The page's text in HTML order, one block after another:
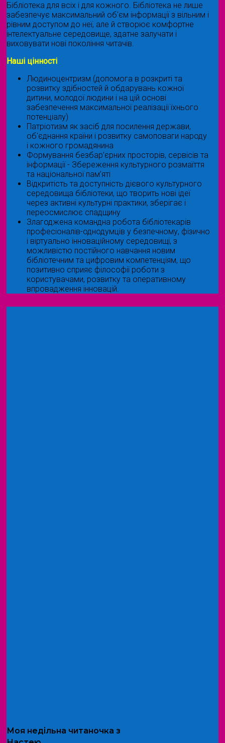
Бібліотека для всіх і для кожного. Бібліотека не лише
забезпечує максимальний об'єм інформації з вільним і
рівним доступом до неї, але й створює комфортне
інтелектуальне середовище, здатне залучати і
виховувати нові покоління читачів.
Наші цінності
Людиноцентризм (допомога в розкриті та
розвитку здібностей й обдарувань кожної
дитини, молодої людини і на цій основі
забезпечення максимальної реалізації їхнього
потенціалу)
Патріотизм як засіб для посилення держави,
об'єднання країни і розвитку самоповаги народу
і кожного громадянина
Формування безбар’єрних просторів, сервісів та
інформації - Збереження культурного розмаїття
та національної пам’яті
Відкритість та доступність дієвого культурного
середовища бібліотеки, що творить нові ідеї
через активні культурні практики, зберігає і
переосмислює спадщину
Злагоджена командна робота бібліотекарів
професіоналів-однодумців у безпечному, фізично
і віртуально інноваційному середовищі, з
можливістю постійного навчання новим
бібліотечним та цифровим компетенціям, що
позитивно сприяє філософії роботи з
користувачами, розвитку та оперативному
впровадження інновацій.
Моя недільна читаночка з